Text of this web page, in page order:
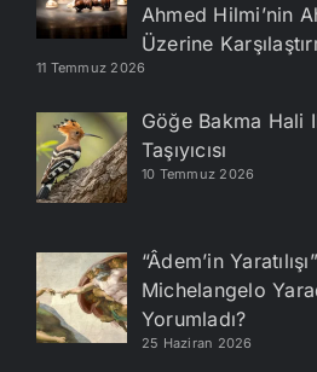
Ahmed Hilmi’nin
Üzerine
11 Temmuz 2026
Göğe Bakma Hali
Taşıyıcısı
10 Temmuz 2026
“Âdem’in
Michelangelo
Yorumladı?
25 Haziran 2026